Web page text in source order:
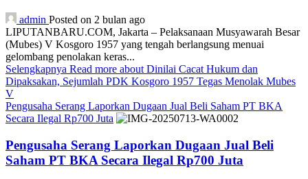
admin Posted on 2 bulan ago
LIPUTANBARU.COM, Jakarta – Pelaksanaan Musyawarah Besar
(Mubes) V Kosgoro 1957 yang tengah berlangsung menuai
gelombang penolakan keras...
Selengkapnya Read more about Dinilai Cacat Hukum dan
Dipaksakan, Sejumlah PDK Kosgoro 1957 Tegas Menolak Mubes
V
Pengusaha Serang Laporkan Dugaan Jual Beli Saham PT BKA
Secara Ilegal Rp700 Juta
Pengusaha Serang Laporkan Dugaan Jual Beli
Saham PT BKA Secara Ilegal Rp700 Juta